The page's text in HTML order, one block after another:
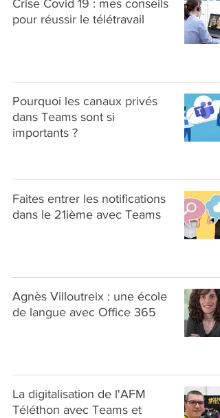
Crise Covid 19 : mes conseils
pour réussir le télétravail
Pourquoi les canaux privés
dans Teams sont si
importants ?
Faites entrer les notifications
dans le 21ième avec Teams
Agnès Villoutreix : une école
de langue avec Office 365
La digitalisation de l'AFM
Téléthon avec Teams et